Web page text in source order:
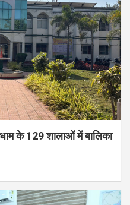
के 129 शालाओं में बालिका